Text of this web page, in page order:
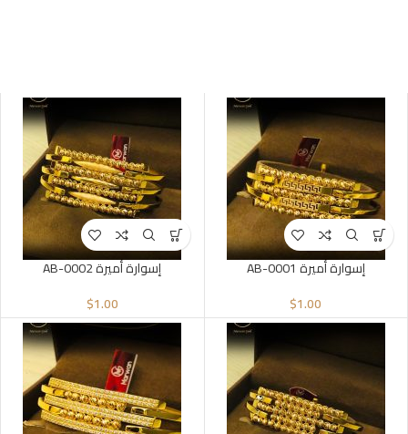
إسوارة أميرة AB-0001
$1.00
إسوارة أميرة AB-0002
$1.00